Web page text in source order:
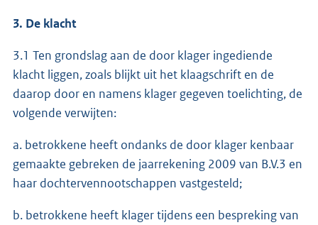
3. De klacht
3.1 Ten grondslag aan de door klager ingediende
klacht liggen, zoals blijkt uit het klaagschrift en de
daarop door en namens klager gegeven toelichting, de
volgende verwijten:
a. betrokkene heeft ondanks de door klager kenbaar
gemaakte gebreken de jaarrekening 2009 van B.V.3 en
haar dochtervennootschappen vastgesteld;
b. betrokkene heeft klager tijdens een bespreking van